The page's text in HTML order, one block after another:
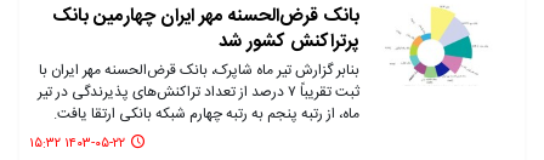
بانک قرض‌الحسنه مهر ایران چهارمین بانک
پرتراکنش کشور شد
بنابر گزارش تیر ماه شاپرک، بانک قرض‌الحسنه مهر ایران با
ثبت تقریباً ۷ درصد از تعداد تراکنش‌های پذیرندگی در تیر
ماه، از رتبه پنجم به رتبه چهارم شبکه بانکی ارتقا یافت.
۱۴۰۳-۰۵-۲۲ ۱۵:۳۲